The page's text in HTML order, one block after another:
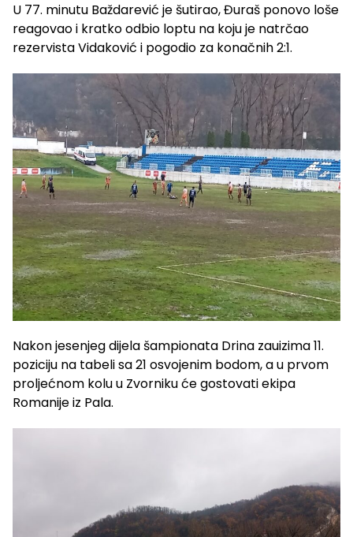
U 77. minutu Baždarević je šutirao, Đuraš ponovo loše
reagovao i kratko odbio loptu na koju je natrčao
rezervista Vidaković i pogodio za konačnih 2:1.
Nakon jesenjeg dijela šampionata Drina zauizima 11.
poziciju na tabeli sa 21 osvojenim bodom, a u prvom
proljećnom kolu u Zvorniku će gostovati ekipa
Romanije iz Pala.